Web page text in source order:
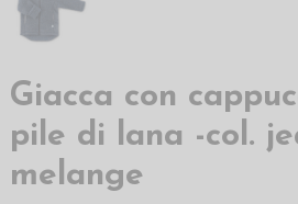
Giacca con
pile di lana -col.
melange